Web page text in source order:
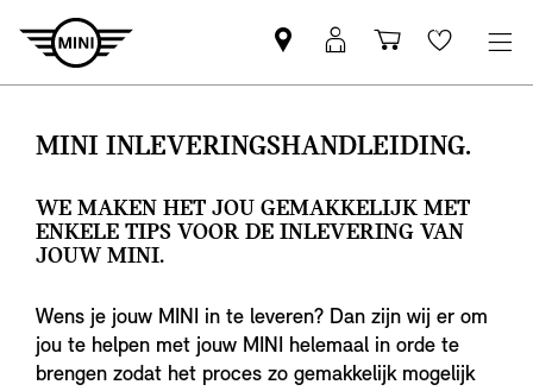
MINI
partner
MyMini-
login
Wishlist
MINI INLEVERINGSHANDLEIDING.
WE MAKEN HET JOU GEMAKKELIJK MET
ENKELE TIPS VOOR DE INLEVERING VAN
JOUW MINI.
Wens je jouw MINI in te leveren? Dan zijn wij er om
jou te helpen met jouw MINI helemaal in orde te
brengen zodat het proces zo gemakkelijk mogelijk